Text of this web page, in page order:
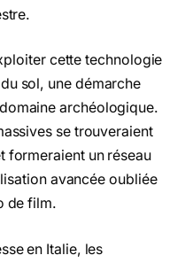
cette technologie
sol, une démarche
archéologique.
se trouveraient
formeraient un réseau
avancée oubliée
de film.
en Italie, les